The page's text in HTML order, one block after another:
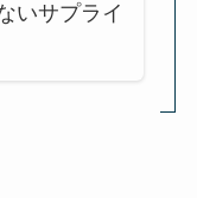
いサプライ